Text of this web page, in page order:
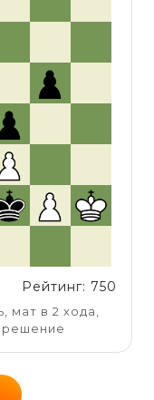
Рейтинг: 750
мат в 2 хода,
решение